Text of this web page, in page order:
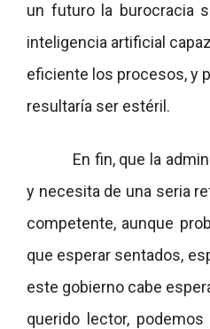
un futuro la burocracia
inteligencia artificial
eficiente los procesos, y
resultaría ser estéril.
En fin, que la
y necesita de una seria
competente, aunque
que esperar sentados,
este gobierno cabe
querido lector,